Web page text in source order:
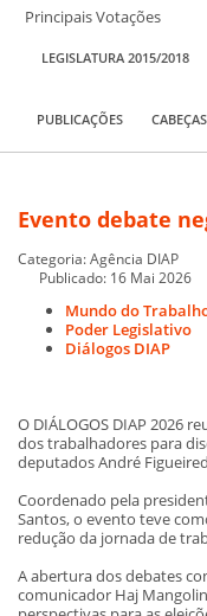
Principais Votações
LEGISLATURA 2015/2018
PUBLICAÇÕES CABEÇAS
Evento debate
Categoria:Agência DIAP
Publicado: 16 Mai 2026
Mundo do
Poder Legislativo
Diálogos DIAP
O DIÁLOGOS DIAP 2026
dos trabalhadores para
deputados André
Coordenado pela
Santos, o evento teve
redução da jornada de
A abertura dos debates
comunicador Haj